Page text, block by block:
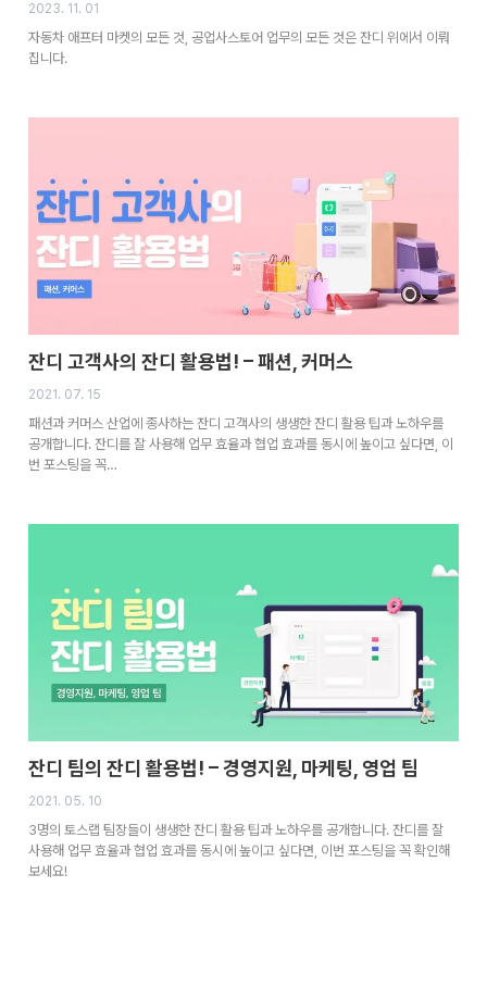
2023. 11. 01
자동차 애프터 마켓의 모든 것, 공업사스토어 업무의 모든 것은 잔디 위에서 이뤄
집니다.
잔디 고객사의 잔디 활용법! – 패션, 커머스
2021. 07. 15
패션과 커머스 산업에 종사하는 잔디 고객사의 생생한 잔디 활용 팁과 노하우를
공개합니다. 잔디를 잘 사용해 업무 효율과 협업 효과를 동시에 높이고 싶다면, 이
번 포스팅을 꼭…
잔디 팀의 잔디 활용법! – 경영지원, 마케팅, 영업 팀
2021. 05. 10
3명의 토스랩 팀장들이 생생한 잔디 활용 팁과 노하우를 공개합니다. 잔디를 잘
사용해 업무 효율과 협업 효과를 동시에 높이고 싶다면, 이번 포스팅을 꼭 확인해
보세요!